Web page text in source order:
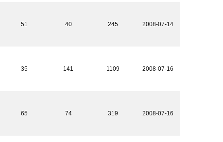
51
40 245 2008-07-14
35
141 1109 2008-07-16
65
74 319 2008-07-16